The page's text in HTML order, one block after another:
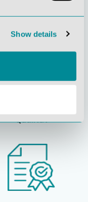
Show details
Verantwortung
Qualität